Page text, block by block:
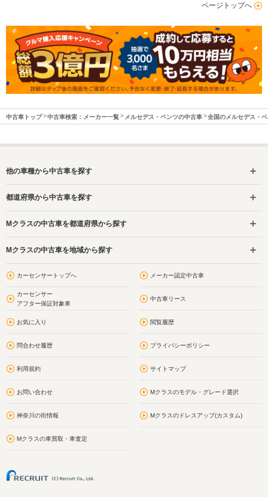
ページトップへ
中古車トップ 中古車検索：メーカー一覧 メルセデス・ベンツの中古車 全国のメルセデス・
他の車種から中古車を探す
都道府県から中古車を探す
Mクラスの中古車を都道府県から探す
Mクラスの中古車を地域から探す
カーセンサートップへ メーカー認定中古車
カーセンサー
アフター保証対象車
中古車リース
お気に入り 閲覧履歴
問合わせ履歴 プライバシーポリシー
利用規約 サイトマップ
お問い合わせ Mクラスのモデル・グレード選択
神奈川の街情報 Mクラスのドレスアップ(カスタム)
Mクラスの車買取・車査定